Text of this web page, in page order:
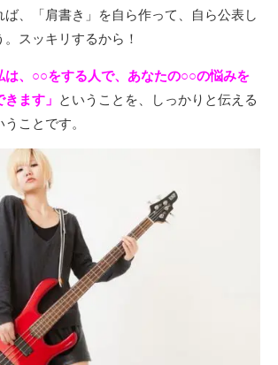
ば、「肩書き」を自ら作って、自ら公表し
スッキリするから！
は、○○をする人で、あなたの○○の悩みを
ます」 ということを、しっかりと伝える
ことです。